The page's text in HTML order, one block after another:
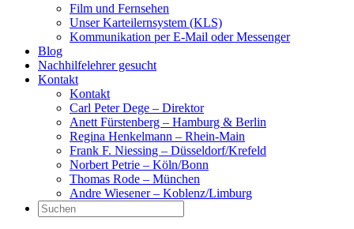
Film und Fernsehen
Unser Karteilernsystem (KLS)
Kommunikation per E-Mail oder Messenger
Blog
Nachhilfelehrer gesucht
Kontakt
Kontakt
Carl Peter Dege – Direktor
Anett Fürstenberg – Hamburg & Berlin
Regina Henkelmann – Rhein-Main
Frank F. Niessing – Düsseldorf/Krefeld
Norbert Petrie – Köln/Bonn
Thomas Rode – München
Andre Wiesener – Koblenz/Limburg